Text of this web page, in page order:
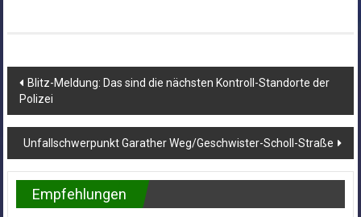
Beitragsnavigation
Blitz-Meldung: Das sind die nächsten Kontroll-Standorte der
Polizei
Unfallschwerpunkt Garather Weg/Geschwister-Scholl-Straße
Empfehlungen